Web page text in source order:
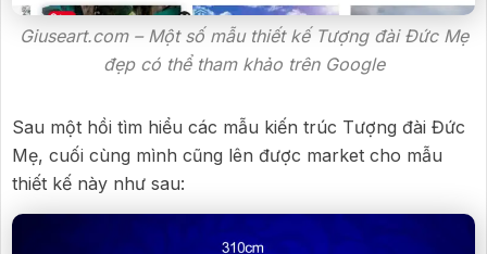
Giuseart.com – Một số mẫu thiết kế Tượng đài Đức Mẹ
đẹp có thể tham khảo trên Google
Sau một hồi tìm hiểu các mẫu kiến trúc Tượng đài Đức
Mẹ, cuối cùng mình cũng lên được market cho mẫu
thiết kế này như sau: